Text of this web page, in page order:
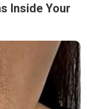
Inside Your